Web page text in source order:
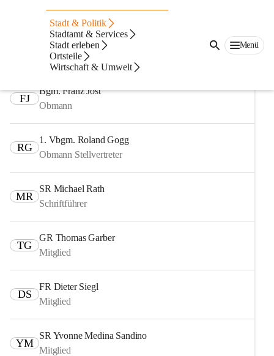
Stadt & Politik
Stadtamt & Services
Stadt erleben
Ortsteile
Wirtschaft & Umwelt
Menü
Fachausschüsse
Ausschuss für Finanzen, Recht und Wirtschaft
FJ
Bgm. Franz Jost
Obmann
RG
1. Vbgm. Roland Gogg
Obmann Stellvertreter
MR
SR Michael Rath
Schriftführer
TG
GR Thomas Garber
Mitglied
DS
FR Dieter Siegl
Mitglied
YM
SR Yvonne Medina Sandino
Mitglied